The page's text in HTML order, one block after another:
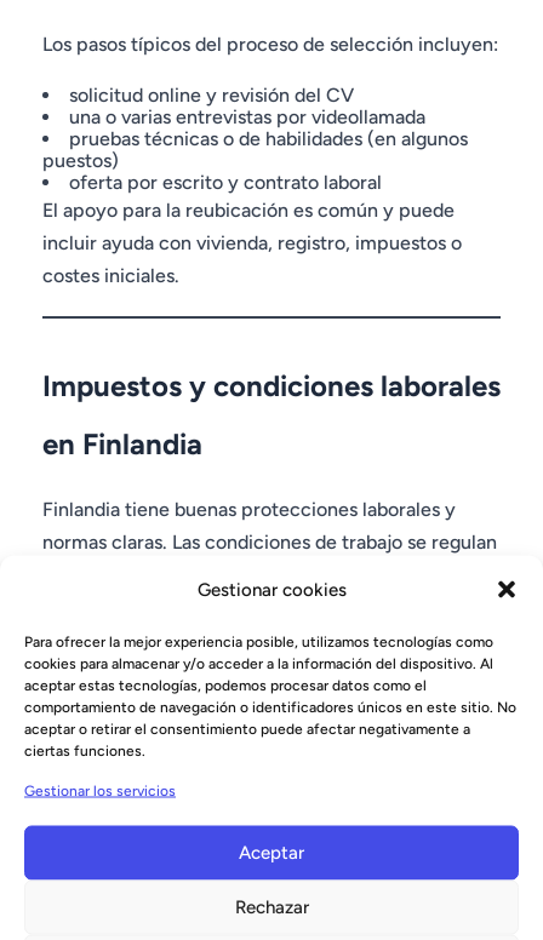
Gestionar cookies
Para ofrecer la mejor experiencia posible, utilizamos tecnologías como
cookies para almacenar y/o acceder a la información del dispositivo. Al
aceptar estas tecnologías, podemos procesar datos como el
comportamiento de navegación o identificadores únicos en este sitio. No
aceptar o retirar el consentimiento puede afectar negativamente a
ciertas funciones.
Gestionar los servicios
Aceptar
Rechazar
Los pasos típicos del proceso de selección incluyen:
solicitud online y revisión del CV
una o varias entrevistas por videollamada
pruebas técnicas o de habilidades (en algunos
puestos)
oferta por escrito y contrato laboral
El apoyo para la reubicación es común y puede
incluir ayuda con vivienda, registro, impuestos o
costes iniciales.
Impuestos y condiciones laborales
en Finlandia
Finlandia tiene buenas protecciones laborales y
normas claras. Las condiciones de trabajo se regulan
El impuesto sobre la renta es progresivo y depende
del salario. Los empleados también pagan
cotizaciones sociales, que financian sanidad,
prestaciones por desempleo y pensiones.
La información fiscal oficial está disponible a través
de la administración tributaria finlandesa (Vero):